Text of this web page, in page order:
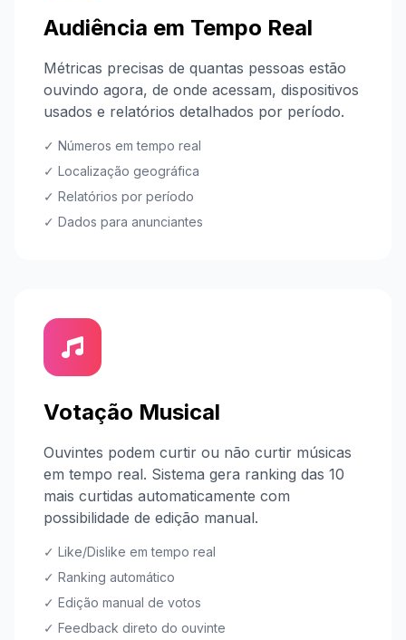
Audiência em Tempo Real
Métricas precisas de quantas pessoas estão
ouvindo agora, de onde acessam, dispositivos
usados e relatórios detalhados por período.
✓ Números em tempo real
✓ Localização geográfica
✓ Relatórios por período
✓ Dados para anunciantes
Votação Musical
Ouvintes podem curtir ou não curtir músicas
em tempo real. Sistema gera ranking das 10
mais curtidas automaticamente com
possibilidade de edição manual.
✓ Like/Dislike em tempo real
✓ Ranking automático
✓ Edição manual de votos
✓ Feedback direto do ouvinte